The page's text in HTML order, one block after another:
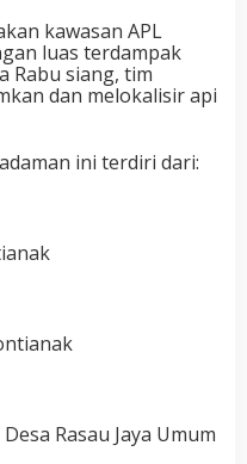
kawasan APL
luas terdampak
Rabu siang, tim
dan melokalisir api
ini terdiri dari:
Rasau Jaya Umum